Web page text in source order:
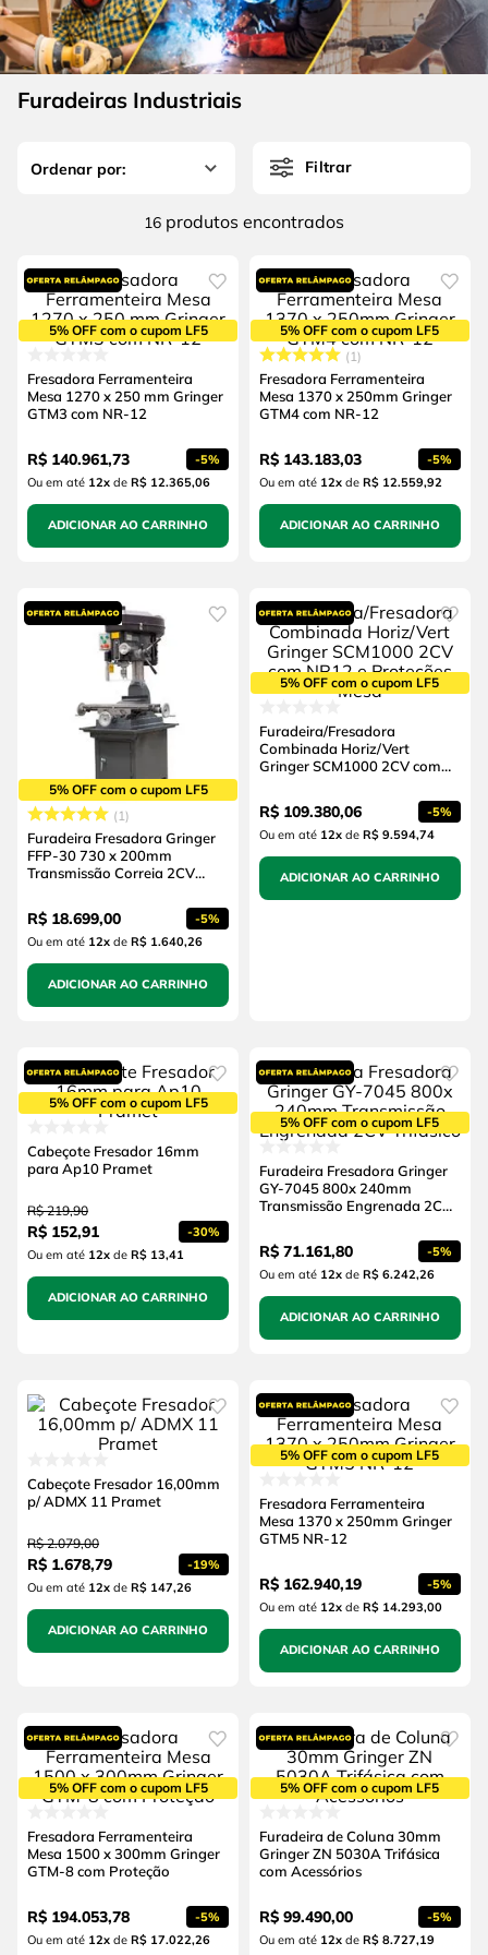
Furadeiras Industriais
Filtrar
16 produtos
5% OFF com o cupom LF5
Fresadora Ferramenteira
Mesa 1270 x 250 mm Gringer
GTM3 com NR-12
R$ 140.961,73 -5%
Ou em até 12xde R$ 12.365,06
ADICIONAR AO CARRINHO
5% OFF com o cupom LF5
1
Fresadora Ferramenteira
Mesa 1370 x 250mm Gringer
GTM4 com NR-12
R$ 143.183,03 -5%
Ou em até 12xde R$ 12.559,92
ADICIONAR AO CARRINHO
5% OFF com o cupom LF5
1
Furadeira Fresadora Gringer
FFP-30 730 x 200mm
Transmissão Correia 2CV
R$ 18.699,00 -5%
Ou em até 12xde R$ 1.640,26
ADICIONAR AO CARRINHO
5% OFF com o cupom LF5
Furadeira/Fresadora
Combinada Horiz/Vert
Gringer SCM1000 2CV com
R$ 109.380,06 -5%
Ou em até 12xde R$ 9.594,74
ADICIONAR AO CARRINHO
5% OFF com o cupom LF5
Cabeçote Fresador 16mm
para Ap10 Pramet
R$ 219,90
R$ 152,91 -30%
Ou em até 12xde R$ 13,41
ADICIONAR AO CARRINHO
5% OFF com o cupom LF5
Furadeira Fresadora Gringer
GY-7045 800x 240mm
Transmissão Engrenada 2CV
R$ 71.161,80 -5%
Ou em até 12xde R$ 6.242,26
ADICIONAR AO CARRINHO
Cabeçote Fresador 16,00mm
p/ ADMX 11 Pramet
R$ 2.079,00
R$ 1.678,79 -19%
Ou em até 12xde R$ 147,26
ADICIONAR AO CARRINHO
5% OFF com o cupom LF5
Fresadora Ferramenteira
Mesa 1370 x 250mm Gringer
GTM5 NR-12
R$ 162.940,19 -5%
Ou em até 12xde R$ 14.293,00
ADICIONAR AO CARRINHO
5% OFF com o cupom LF5
Fresadora Ferramenteira
Mesa 1500 x 300mm Gringer
GTM-8 com Proteção
R$ 194.053,78 -5%
Ou em até 12xde R$ 17.022,26
5% OFF com o cupom LF5
Furadeira de Coluna 30mm
Gringer ZN 5030A Trifásica
com Acessórios
R$ 99.490,00 -5%
Ou em até 12xde R$ 8.727,19
6º serra copo
7º luva
8º fio
chave impacto
4 º escada
5º serra circular
º serra copo
fio